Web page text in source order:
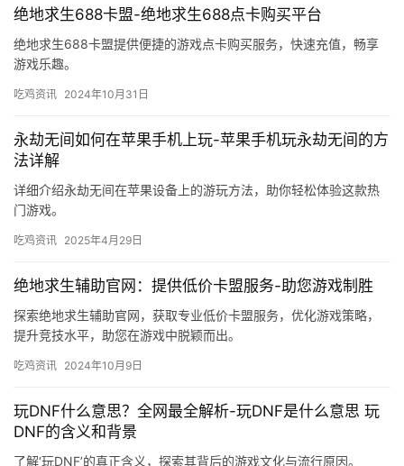
绝地求生688卡盟-绝地求生688点卡购买平台
绝地求生688卡盟提供便捷的游戏点卡购买服务，快速充值，畅享
游戏乐趣。
吃鸡资讯 2024年10月31日
永劫无间如何在苹果手机上玩-苹果手机玩永劫无间的方
法详解
详细介绍永劫无间在苹果设备上的游玩方法，助你轻松体验这款热
门游戏。
吃鸡资讯 2025年4月29日
绝地求生辅助官网：提供低价卡盟服务-助您游戏制胜
探索绝地求生辅助官网，获取专业低价卡盟服务，优化游戏策略，
提升竞技水平，助您在游戏中脱颖而出。
吃鸡资讯 2024年10月9日
玩DNF什么意思？全网最全解析-玩DNF是什么意思 玩
DNF的含义和背景
了解‘玩DNF’的真正含义，探索其背后的游戏文化与流行原因。